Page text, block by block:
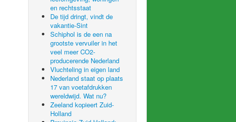
en rechtsstaat
De tijd dringt, vindt de
vakantie-Sint
Schiphol is de een na
grootste vervuiler in het
veel meer CO2-
producerende Nederland
Vluchteling in eigen land
Nederland staat op plaats
17 van voetafdrukken
wereldwijd. Wat nu?
Zeeland kopieert Zuid-
Holland